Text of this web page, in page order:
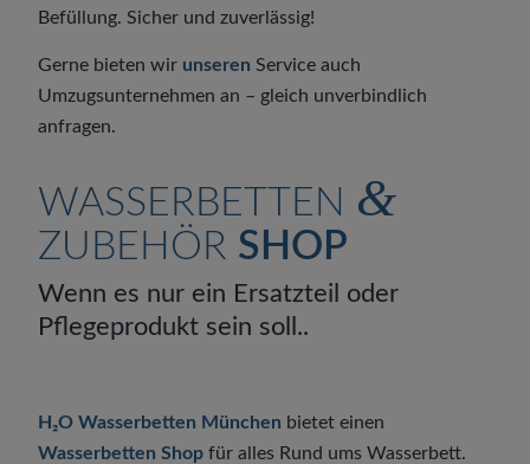
Befüllung. Sicher und zuverlässig!
Gerne bieten wir unseren Service auch
Umzugsunternehmen an – gleich unverbindlich
anfragen.
WASSERBETTEN &
ZUBEHÖR SHOP
Wenn es nur ein Ersatzteil oder
Pflegeprodukt sein soll..
H₂O Wasserbetten München bietet einen
Wasserbetten Shop für alles Rund ums Wasserbett.